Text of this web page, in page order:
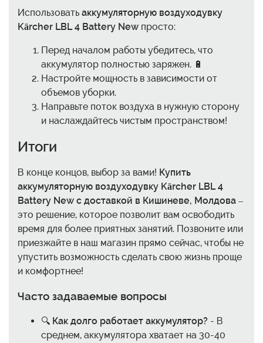
Использовать аккумуляторную воздуходувку
Kärcher LBL 4 Battery New просто:
Перед началом работы убедитесь, что
аккумулятор полностью заряжен. 🔋
Настройте мощность в зависимости от
объемов уборки.
Направьте поток воздуха в нужную сторону
и наслаждайтесь чистым пространством!
Итоги
В конце концов, выбор за вами! Купить
аккумуляторную воздуходувку Kärcher LBL 4
Battery New с доставкой в Кишиневе, Молдова –
это решение, которое позволит вам освободить
время для более приятных занятий. Позвоните или
приезжайте в наш магазин прямо сейчас, чтобы не
упустить возможность сделать свою жизнь проще
и комфортнее!
Часто задаваемые вопросы
🔍 Как долго работает аккумулятор? - В
среднем, аккумулятора хватает на 30-40